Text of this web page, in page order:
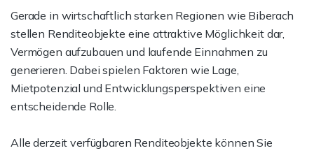
Gerade in wirtschaftlich starken Regionen wie Biberach
stellen Renditeobjekte eine attraktive Möglichkeit dar,
Vermögen aufzubauen und laufende Einnahmen zu
generieren. Dabei spielen Faktoren wie Lage,
Mietpotenzial und Entwicklungsperspektiven eine
entscheidende Rolle.
Alle derzeit verfügbaren Renditeobjekte können Sie